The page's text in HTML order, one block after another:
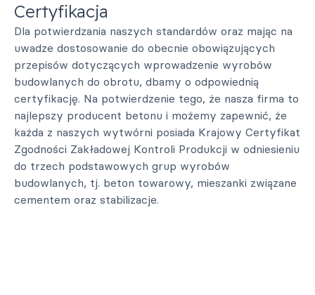
Certyfikacja
Dla potwierdzania naszych standardów oraz mając na
uwadze dostosowanie do obecnie obowiązujących
przepisów dotyczących wprowadzenie wyrobów
budowlanych do obrotu, dbamy o odpowiednią
certyfikację. Na potwierdzenie tego, że nasza firma to
najlepszy producent betonu i możemy zapewnić, że
każda z naszych wytwórni posiada Krajowy Certyfikat
Zgodności Zakładowej Kontroli Produkcji w odniesieniu
do trzech podstawowych grup wyrobów
budowlanych, tj. beton towarowy, mieszanki związane
cementem oraz stabilizacje.